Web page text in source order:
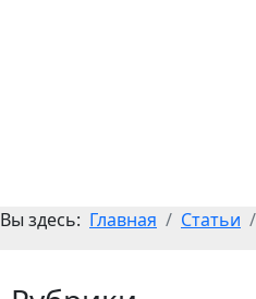
Вы здесь: Главная Статьи